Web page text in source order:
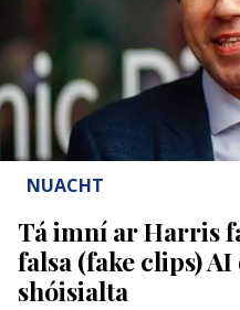
NUACHT
Tá imní ar Harris
falsa (fake clips)
shóisialta